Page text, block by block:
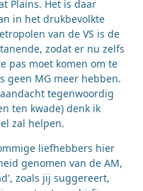
Plains. Het is daar
in het drukbevolkte
van de VS is de
zodat er nu zelfs
pas moet komen om te
geen MG meer hebben.
tegenwoordig
ten kwade) denk ik
zal helpen.
liefhebbers hier
genomen van de AM,
zoals jij suggereert,